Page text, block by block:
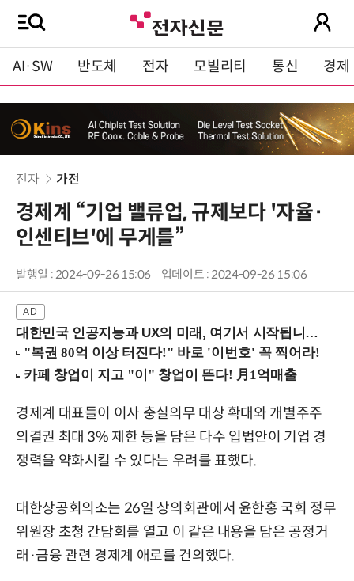
AI·SW 반도체 전자 모빌리티 통신 경제
전자 가전
경제계 “기업 밸류업, 규제보다 '자율·
인센티브'에 무게를”
발행일 : 2024-09-26 15:06 업데이트 : 2024-09-26 15:06
대한민국 인공지능과 UX의 미래, 여기서 시작됩니다! (9/2 강남역)
경제계 대표들이 이사 충실의무 대상 확대와 개별주주
의결권 최대 3% 제한 등을 담은 다수 입법안이 기업 경
쟁력을 약화시킬 수 있다는 우려를 표했다.
대한상공회의소는 26일 상의회관에서 윤한홍 국회 정무
위원장 초청 간담회를 열고 이 같은 내용을 담은 공정거
래·금융 관련 경제계 애로를 건의했다.